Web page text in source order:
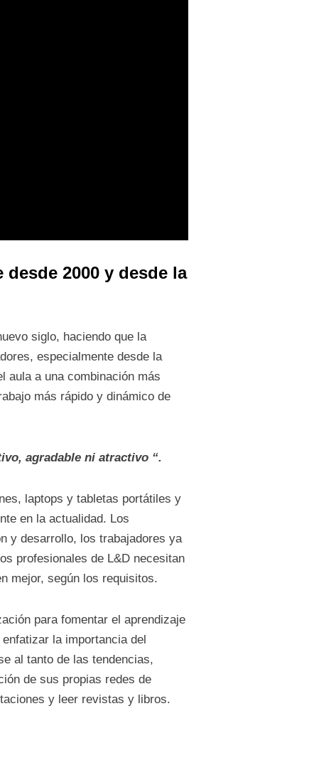
2000 y desde la
siglo, haciendo que la
especialmente desde la
aula a una combinación más
más rápido y dinámico de
agradable ni atractivo “.
laptops y tabletas portátiles y
en la actualidad. Los
y desarrollo, los trabajadores ya
profesionales de L&D necesitan
mejor, según los requisitos.
para fomentar el aprendizaje
la importancia del
al tanto de las tendencias,
de sus propias redes de
y leer revistas y libros.